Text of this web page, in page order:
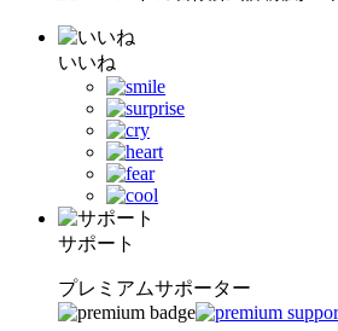
いいね
サポート
プレミアムサポーター